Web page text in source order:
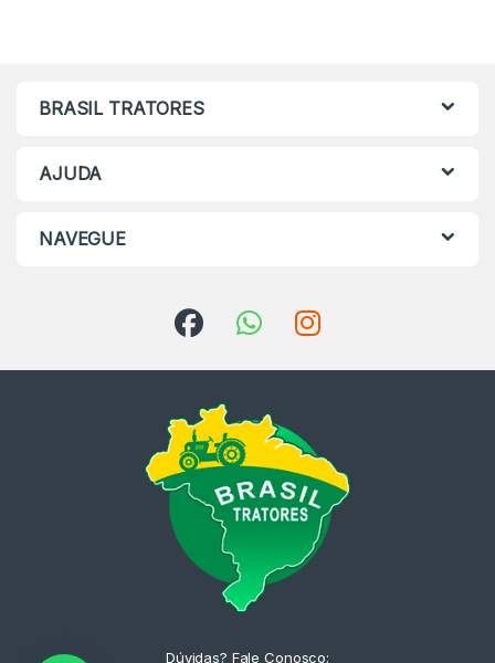
BRASIL TRATORES
AJUDA
NAVEGUE
Dúvidas? Fale Conosco: